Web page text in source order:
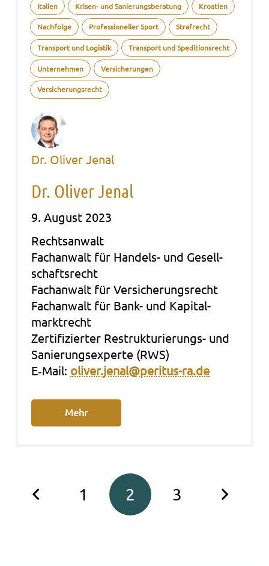
Italien Krisen- und Sanierungsberatung Kroatien
Nachfolge Professioneller Sport Strafrecht
Transport und Logistik Transport und Speditionsrecht
Unternehmen Versicherungen
Versicherungsrecht
Dr. Oliver Jenal
Dr. Oliver Jenal
9. August 2023
Rechts­an­walt
Fach­an­walt für Handels- und Gesell­
schafts­recht
Fach­an­walt für Ver­si­che­rungs­recht
Fach­an­walt für Bank- und Kapi­tal­
markt­recht
Zer­ti­fi­zier­ter Restrukturierungs- und
Sanie­rungs­exper­te (RWS)
E‑Mail: oliver.jenal@peritus-ra.de
Mehr
1 2 3